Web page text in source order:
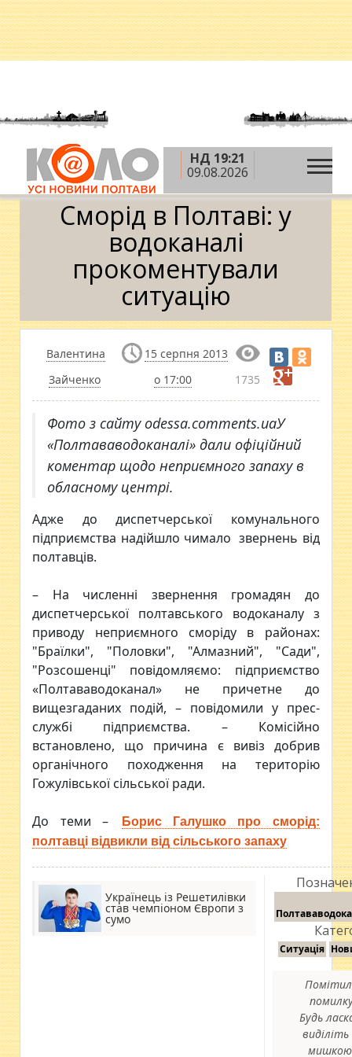
НД 19:21
09.08.2026
Головна » Новини »
Сморід в Полтаві: у
водоканалі прокоментували ситуацію
Сморід в Полтаві: у
водоканалі
прокоментували
ситуацію
Валентина
Зайченко
15 серпня 2013
о 17:00
1735
Фото з сайту odessa.comments.uaУ
«Полтававодоканалі» дали офіційний
коментар щодо неприємного запаху в
обласному центрі.
Адже до диспетчерської комунального
підприємства надійшло чимало звернень від
полтавців.
– На численні звернення громадян до
диспетчерської полтавського водоканалу з
приводу неприємного сморіду в районах:
"Браїлки", "Половки", "Алмазний", "Сади",
"Розсошенці" повідомляємо: підприємство
«Полтававодоканал» не причетне до
вищезгаданих подій, – повідомили у прес-
службі підприємства. – Комісійно
встановлено, що причина є вивіз добрив
органічного походження на територію
Гожулівської сільської ради.
До теми –
Борис Галушко про сморід:
полтавці відвикли від сільського запаху
Українець із Решетилівки
став чемпіоном Європи з
сумо
Ситуація
Будь
виділіть
мишкою